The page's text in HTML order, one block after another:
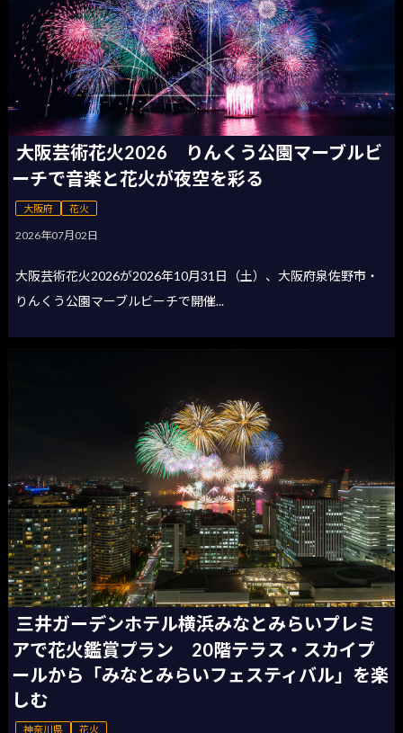
大阪芸術花火2026 りんくう公園マーブルビ
ーチで音楽と花火が夜空を彩る
大阪府 花火
2026年07月02日
大阪芸術花火2026が2026年10月31日（土）、大阪府泉佐野市・
りんくう公園マーブルビーチで開催...
三井ガーデンホテル横浜みなとみらいプレミ
アで花火鑑賞プラン 20階テラス・スカイプ
ールから「みなとみらいフェスティバル」を楽
しむ
神奈川県 花火